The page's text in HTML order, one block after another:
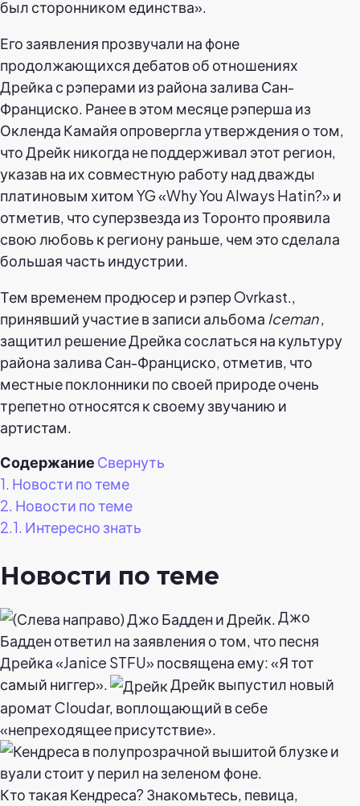
был сторонником единства».
Его заявления прозвучали на фоне
продолжающихся дебатов об отношениях
Дрейка с рэперами из района залива Сан-
Франциско. Ранее в этом месяце рэперша из
Окленда Камайя опровергла утверждения о том,
что Дрейк никогда не поддерживал этот регион,
указав на их совместную работу над дважды
платиновым хитом YG «Why You Always Hatin?» и
отметив, что суперзвезда из Торонто проявила
свою любовь к региону раньше, чем это сделала
большая часть индустрии.
Тем временем продюсер и рэпер Ovrkast.,
принявший участие в записи альбома Iceman,
защитил решение Дрейка сослаться на культуру
района залива Сан-Франциско, отметив, что
местные поклонники по своей природе очень
трепетно относятся к своему звучанию и
артистам.
Содержание Свернуть
1. Новости по теме
2. Новости по теме
2.1. Интересно знать
Новости по теме
Джо
Бадден ответил на заявления о том, что песня
Дрейка «Janice STFU» посвящена ему: «Я тот
самый ниггер».
Дрейк выпустил новый
аромат Cloudar, воплощающий в себе
«непреходящее присутствие».
Кто такая Кендреса? Знакомьтесь, певица,